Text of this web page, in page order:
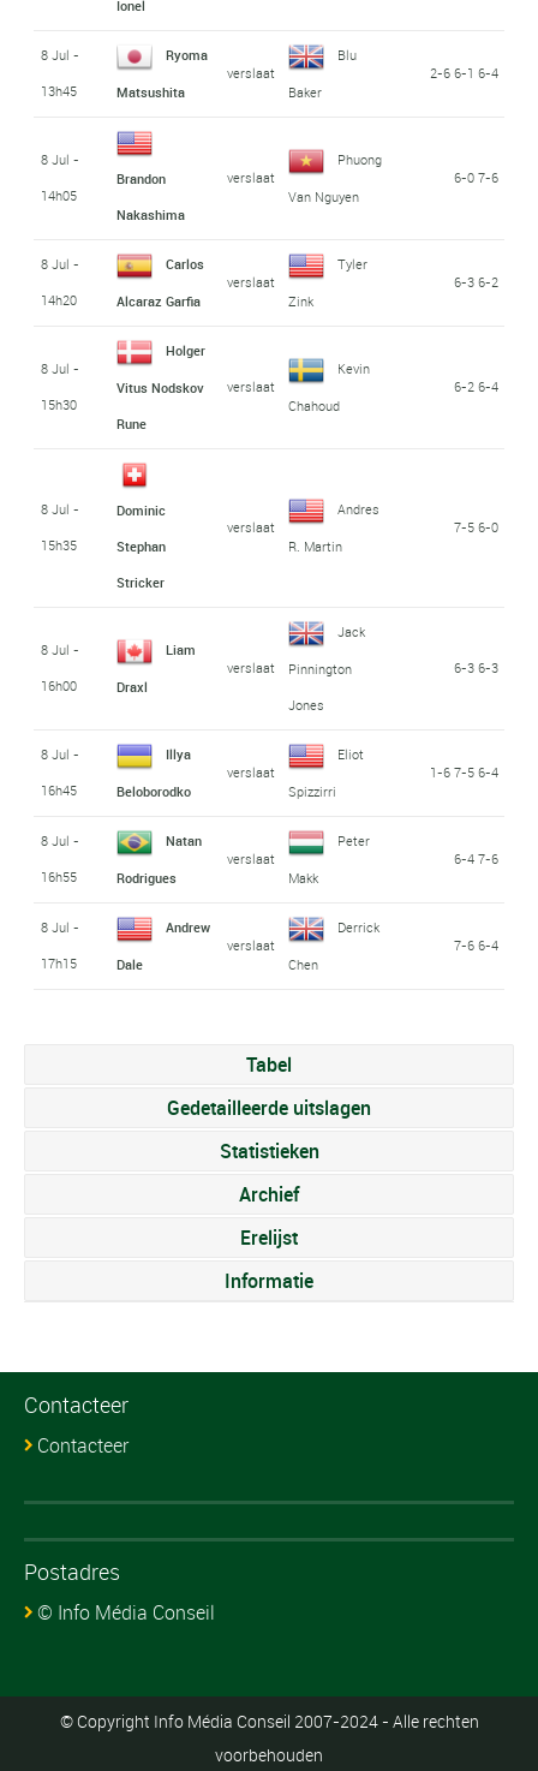
Ionel
8 Jul -
13h45
Ryoma
Matsushita
verslaat
Blu
Baker
2-6 6-1 6-4
8 Jul -
14h05
Brandon
Nakashima
verslaat
Phuong
Van Nguyen
6-0 7-6
8 Jul -
14h20
Carlos
Alcaraz Garfia
verslaat
Tyler
Zink
6-3 6-2
8 Jul -
15h30
Holger
Vitus Nodskov
Rune
verslaat
Kevin
Chahoud
6-2 6-4
8 Jul -
15h35
Dominic
Stephan
Stricker
verslaat
Andres
R. Martin
7-5 6-0
8 Jul -
16h00
Liam
Draxl
verslaat
Jack
Pinnington
Jones
6-3 6-3
8 Jul -
16h45
Illya
Beloborodko
verslaat
Eliot
Spizzirri
1-6 7-5 6-4
8 Jul -
16h55
Natan
Rodrigues
verslaat
Peter
Makk
6-4 7-6
8 Jul -
17h15
Andrew
Dale
verslaat
Derrick
Chen
7-6 6-4
Tabel
Gedetailleerde uitslagen
Statistieken
Archief
Erelijst
Informatie
Contacteer
Contacteer
Postadres
© Info Média Conseil
© Copyright Info Média Conseil 2007-2024 - Alle rechten
voorbehouden